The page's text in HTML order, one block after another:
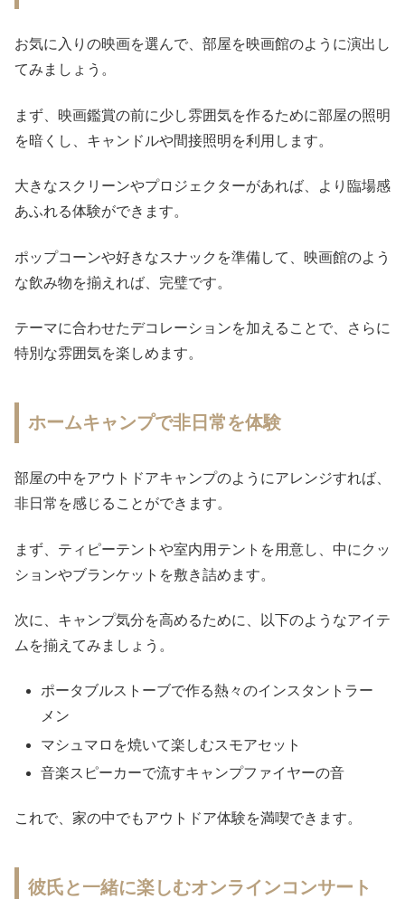
お気に入りの映画を選んで、部屋を映画館のように演出し
てみましょう。
まず、映画鑑賞の前に少し雰囲気を作るために部屋の照明
を暗くし、キャンドルや間接照明を利用します。
大きなスクリーンやプロジェクターがあれば、より臨場感
あふれる体験ができます。
ポップコーンや好きなスナックを準備して、映画館のよう
な飲み物を揃えれば、完璧です。
テーマに合わせたデコレーションを加えることで、さらに
特別な雰囲気を楽しめます。
ホームキャンプで非日常を体験
部屋の中をアウトドアキャンプのようにアレンジすれば、
非日常を感じることができます。
まず、ティピーテントや室内用テントを用意し、中にクッ
ションやブランケットを敷き詰めます。
次に、キャンプ気分を高めるために、以下のようなアイテ
ムを揃えてみましょう。
ポータブルストーブで作る熱々のインスタントラー
メン
マシュマロを焼いて楽しむスモアセット
音楽スピーカーで流すキャンプファイヤーの音
これで、家の中でもアウトドア体験を満喫できます。
彼氏と一緒に楽しむオンラインコンサート